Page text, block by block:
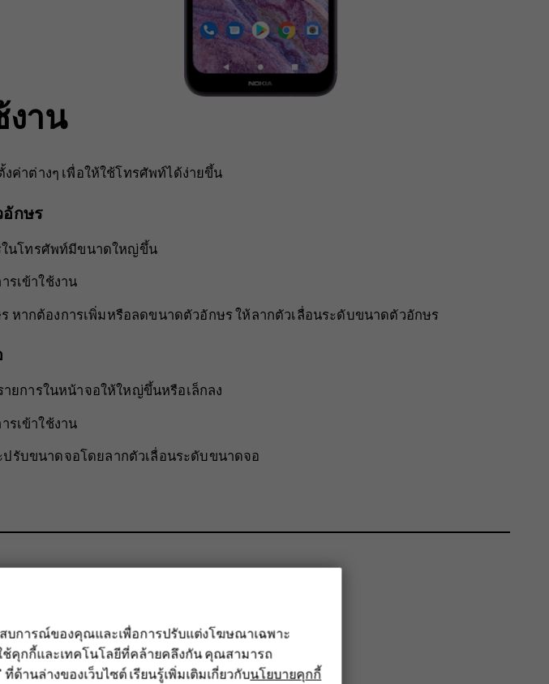
งาน
ค่าต่างๆ เพื่อให้ใช้โทรศัพท์ได้ง่ายขึ้น
กษร
ในโทรศัพท์มีขนาดใหญ่ขึ้น
รเข้าใช้งาน
หากต้องการเพิ่มหรือลดขนาดตัวอักษร ให้ลากตัวเลื่อนระดับขนาดตัวอักษร
ยการในหน้าจอให้ใหญ่ขึ้นหรือเล็กลง
รเข้าใช้งาน
ปรับขนาดจอโดยลากตัวเลื่อนระดับขนาดจอ
บการณ์ของคุณและเพื่อการปรับแต่งโฆษณาเฉพาะ
คุกกี้และเทคโนโลยีที่คล้ายคลึงกัน คุณสามารถ
านล่างของเว็บไซต์ เรียนรู้เพิ่มเติมเกี่ยวกับนโยบายคุกกี้